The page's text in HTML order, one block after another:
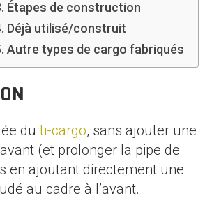
Étapes de construction
Déjà utilisé/construit
Autre types de cargo fabriqués
duti-cargo, sans ajouter une
(et prolonger la pipe de
en ajoutant directement une
au cadre à l’avant.